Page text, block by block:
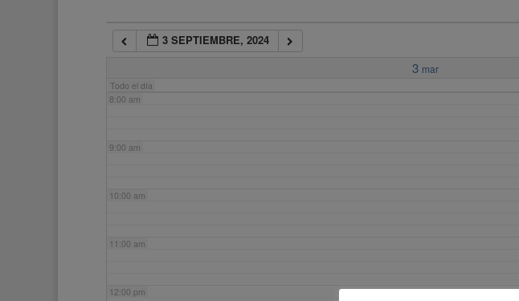
3 SEPTIEMBRE, 2024
3 mar
Todo el día
7:00 am
8:00 am
9:00 am
10:00 am
11:00 am
12:00 pm